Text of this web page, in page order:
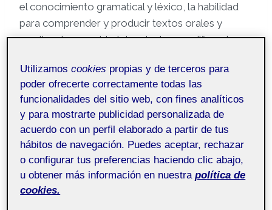
el conocimiento gramatical y léxico, la habilidad
para comprender y producir textos orales y
escritos, la capacidad de adaptarse a diferentes
entender y producir significados tanto explícitos
como implícitos, y la capacidad para utilizar
estrategias comunicativas para superar barreras
comunicativas y resolver problemas en la
comunicación.
En resumen, la competencia comunicativa no se
limita a la capacidad de hablar o escribir
Utilizamoscookies propias y de terceros para
poder ofrecerte correctamente todas las
funcionalidades del sitio web, con fines analíticos
y para mostrarte publicidad personalizada de
acuerdo con un perfil elaborado a partir de tus
hábitos de navegación. Puedes aceptar, rechazar
o configurar tus preferencias haciendo clic abajo,
u obtener más información en nuestra política de
cookies.